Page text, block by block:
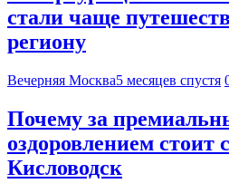
стали чаще
региону
Вечерняя Москва5 месяцев спустя
Почему за
оздоровлением стоит
Кисловодск